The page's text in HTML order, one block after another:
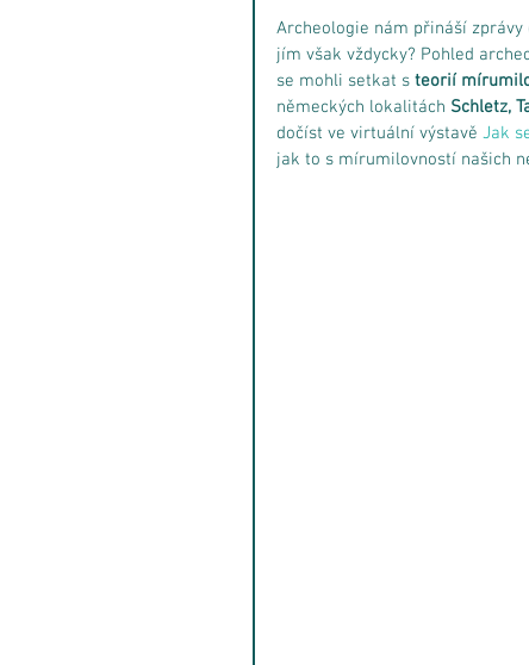
Archeologie nám přináší
jím však vždycky? Pohled
se mohli setkat s teorií
německých lokalitách Schletz,
dočíst ve virtuální výstavě Jak
jak to s mírumilovností našich